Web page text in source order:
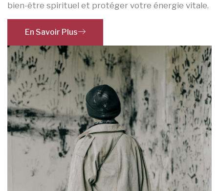
bien-être spirituel et protéger votre énergie vitale.
En Savoir Plus